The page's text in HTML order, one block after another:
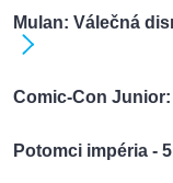
Mulan: Válečná
Comic-Con
Potomci impéria -